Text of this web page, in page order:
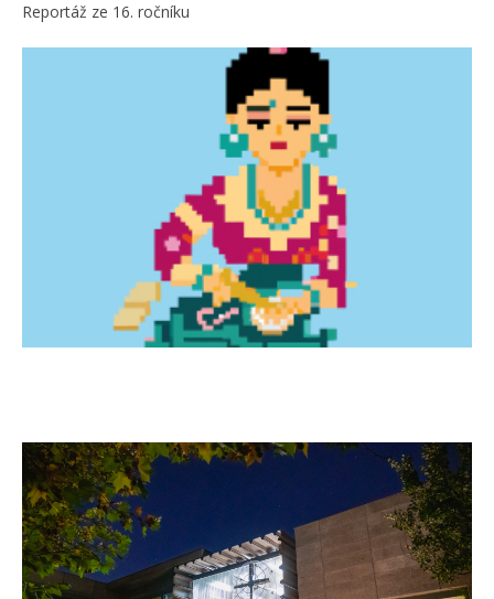
Reportáž ze 16. ročníku